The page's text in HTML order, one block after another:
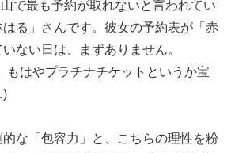
で最も予約が取れないと言われてい
る」さんです。彼女の予約表が「赤
いない日は、まずありません。
もはやプラチナチケットというか宝
な「包容力」と、こちらの理性を粉